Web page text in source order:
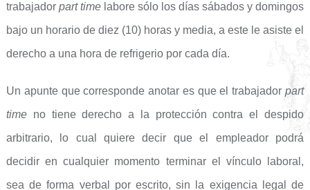
trabajador part timelabore sólo los días sábados y domingos
bajo un horario de diez (10) horas y media, a este le asiste el
derecho a una hora de refrigerio por cada día.
Un apunte que corresponde anotar es que el trabajadorpart
timeno tiene derecho a la protección contra el despido
arbitrario, lo cual quiere decir que el empleador podrá
decidir en cualquier momento terminar el vínculo laboral,
sea de forma verbal por escrito, sin la exigencia legal de